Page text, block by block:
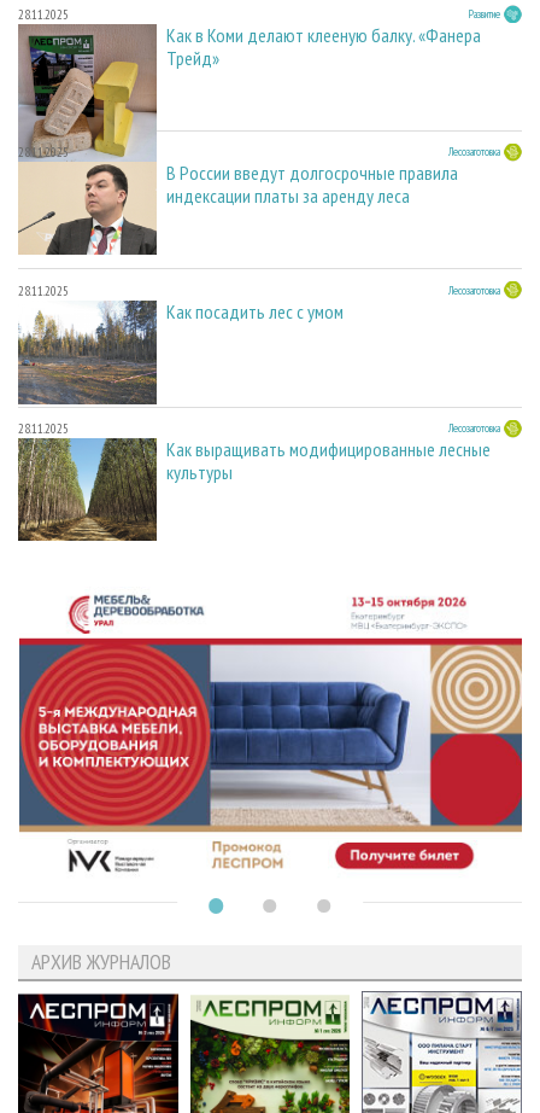
28.11.2025 Развитие
Как в Коми делают клееную балку. «Фанера
Трейд»
28.11.2025 Лесозаготовка
В России введут долгосрочные правила
индексации платы за аренду леса
28.11.2025 Лесозаготовка
Как посадить лес с умом
28.11.2025 Лесозаготовка
Как выращивать модифицированные лесные
культуры
АРХИВ ЖУРНАЛОВ